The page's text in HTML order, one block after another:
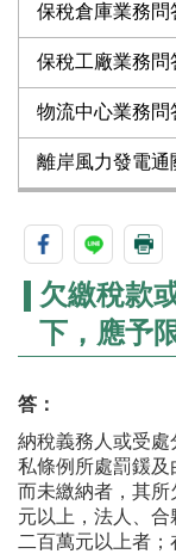
保稅倉庫業務問
保稅工廠業務問
物流中心業務問
離岸風力發電通
欠繳稅款
下，應予
答：
納稅義務人或受
私條例所處罰鍰
而未繳納者，其
元以上，法人、
二百萬元以上者